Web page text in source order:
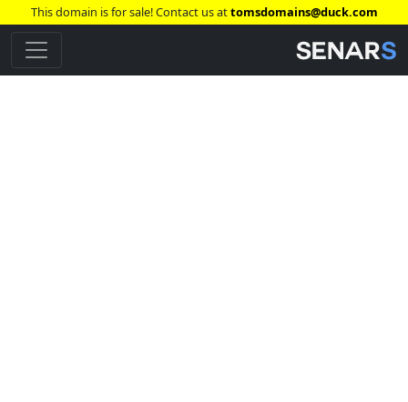
This domain is for sale! Contact us attomsdomains@duck.com